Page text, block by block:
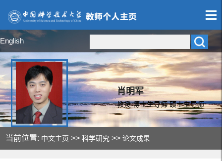
English
肖明军
教授 博士生导师 硕士生导师
当前位置: 中文主页 >>科学研究 >>论文成果